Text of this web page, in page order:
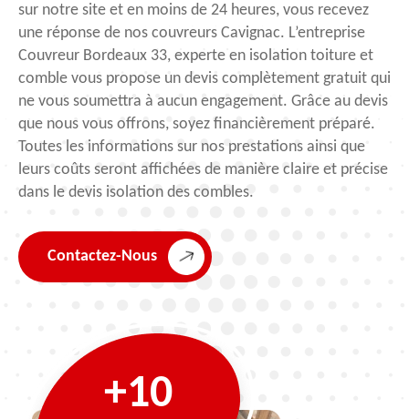
sur notre site et en moins de 24 heures, vous recevez
une réponse de nos couvreurs Cavignac. L’entreprise
Couvreur Bordeaux 33, experte en isolation toiture et
comble vous propose un devis complètement gratuit qui
ne vous soumettra à aucun engagement. Grâce au devis
que nous vous offrons, soyez financièrement préparé.
Toutes les informations sur nos prestations ainsi que
leurs coûts seront affichées de manière claire et précise
dans le devis isolation des combles.
Contactez-Nous
+10